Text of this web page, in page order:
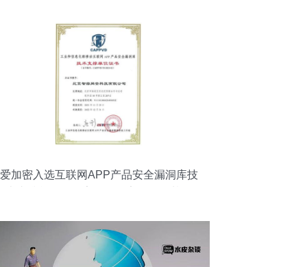
爱加密入选互联网APP产品安全漏洞库技